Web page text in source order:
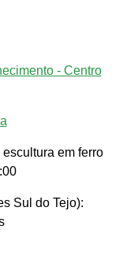
- Centro
em ferro
Sul do Tejo):